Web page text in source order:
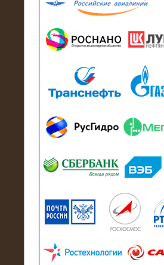
13.07.2018
модуль в контейнере 2700
Балтийский завод
Активно-реактивные
модули 15 МВт (21,5 МВА)
конфедераций